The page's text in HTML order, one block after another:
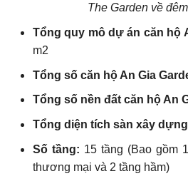
The Garden về
Tổng quy mô dự án căn hộ
m2
Tổng số căn hộ An Gia
Tổng số nền đất căn hộ An
Tổng diện tích sàn xây
Số tầng: 15 tầng (Bao gồm
thương mại và 2 tầng hầm)